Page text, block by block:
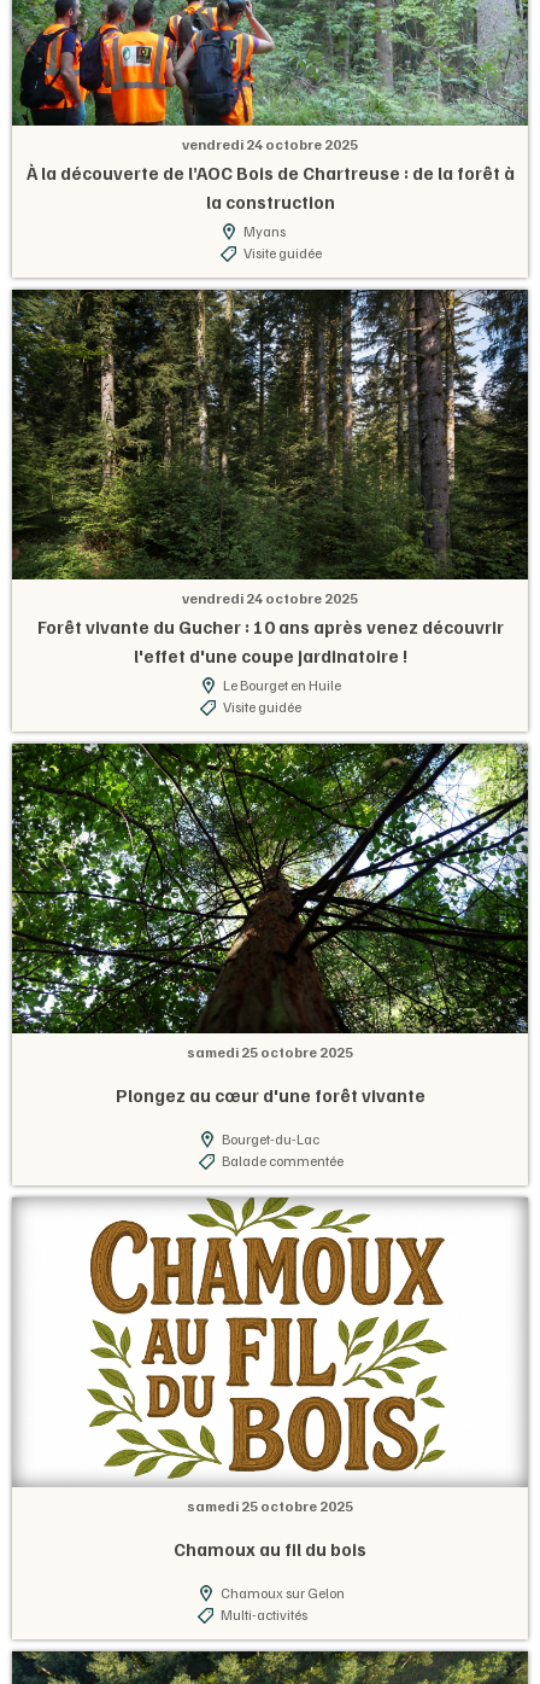
vendredi 24 octobre 2025
À la découverte de l’AOC Bois de Chartreuse : de la forêt à
la construction
Myans
Visite guidée
vendredi 24 octobre 2025
Forêt vivante du Gucher : 10 ans après venez découvrir
l'effet d'une coupe jardinatoire !
Le Bourget en Huile
Visite guidée
samedi 25 octobre 2025
Plongez au cœur d'une forêt vivante
Bourget-du-Lac
Balade commentée
samedi 25 octobre 2025
Chamoux au fil du bois
Chamoux sur Gelon
Multi-activités